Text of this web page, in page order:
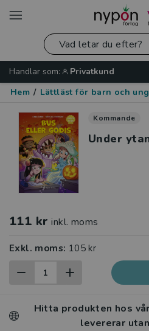
Handlar som:
Privatkund
Hem / Lättläst för barn och
Kommande
Under
111 kr inkl. moms
Exkl. moms: 105 kr
Hitta produkten hos
levererar